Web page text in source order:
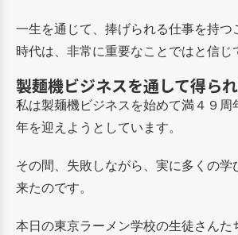
一生を通じて、捧げられる仕事を持つ
時代は、非常に重要なことではと信じ
製麺機ビジネスを通して得ら
私は製麺機ビジネスを始めて満４９周
年を迎えようとしています。
その間、失敗しながら、実に多くの学
来たのです。
本日の東京ラーメン学校の生徒さんた